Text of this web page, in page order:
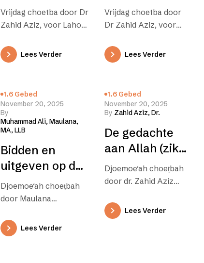
hadies – 3
Vrijdag choetba door Dr
Zahid Aziz, voor Lahore
2022 “En wie
gehoorzaamt aan Allah
Lees Verder
en hadies – 2
Vrijdag choetba door
Dr Zahid Aziz, voor
24 juni 2022 “En
gehoorzaam aan Allah
Lees Verder
1.6 Gebed
November 20, 2025
By
Muhammad Ali, Maulana,
MA, LLB
Bidden en
uitgeven op de
weg van Allah
en hun verband
spirituele
Djoemoe‘ah choeṭbah
door Maulana
augustus 1927 Geloof in
praktijk brengenDeze
Lees Verder
1.6 Gebed
November 20, 2025
By Zahid Aziz, Dr.
De gedachte
aan Allah (zikr)
en gebruik van
rede (fikr) (2)
Djoemoe‘ah choeṭbah
door dr. Zahid Aziz
Ahmadiyya UK, 20 mei
2022 “Onze Heer,
Lees Verder